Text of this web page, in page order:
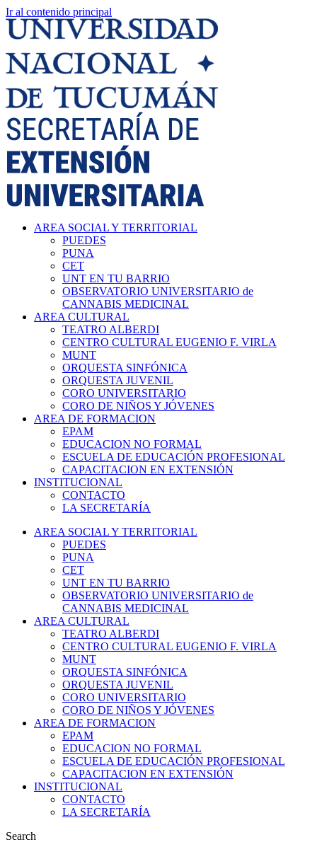
Ir al contenido principal
AREA SOCIAL Y TERRITORIAL
PUEDES
PUNA
CET
UNT EN TU BARRIO
OBSERVATORIO UNIVERSITARIO de
CANNABIS MEDICINAL
AREA CULTURAL
TEATRO ALBERDI
CENTRO CULTURAL EUGENIO F. VIRLA
MUNT
ORQUESTA SINFÓNICA
ORQUESTA JUVENIL
CORO UNIVERSITARIO
CORO DE NIÑOS Y JÓVENES
AREA DE FORMACION
EPAM
EDUCACION NO FORMAL
ESCUELA DE EDUCACIÓN PROFESIONAL
CAPACITACION EN EXTENSIÓN
INSTITUCIONAL
CONTACTO
LA SECRETARÍA
AREA SOCIAL Y TERRITORIAL
PUEDES
PUNA
CET
UNT EN TU BARRIO
OBSERVATORIO UNIVERSITARIO de
CANNABIS MEDICINAL
AREA CULTURAL
TEATRO ALBERDI
CENTRO CULTURAL EUGENIO F. VIRLA
MUNT
ORQUESTA SINFÓNICA
ORQUESTA JUVENIL
CORO UNIVERSITARIO
CORO DE NIÑOS Y JÓVENES
AREA DE FORMACION
EPAM
EDUCACION NO FORMAL
ESCUELA DE EDUCACIÓN PROFESIONAL
CAPACITACION EN EXTENSIÓN
INSTITUCIONAL
CONTACTO
LA SECRETARÍA
Search